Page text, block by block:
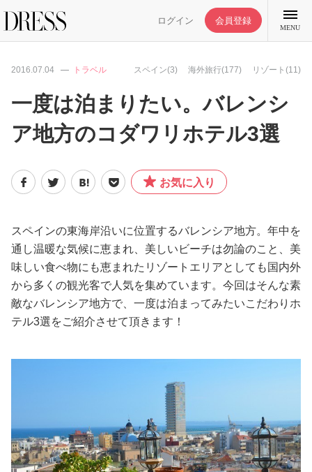
ログイン 会員登録
MENU
特集記事
DRESS部活
ファッション
恋愛/結婚/離婚
妊娠/出産/家族
ココロ/カラダ
2016.07.04 トラベル スペイン(3) 海外旅行(177) リゾート(11)
一度は泊まりたい。バレンシ
ア地方のコダワリホテル3選
お気に入り
スペインの東海岸沿いに位置するバレンシア地方。年中を
通し温暖な気候に恵まれ、美しいビーチは勿論のこと、美
味しい食べ物にも恵まれたリゾートエリアとしても国内外
から多くの観光客で人気を集めています。今回はそんな素
敵なバレンシア地方で、一度は泊まってみたいこだわりホ
テル3選をご紹介させて頂きます！